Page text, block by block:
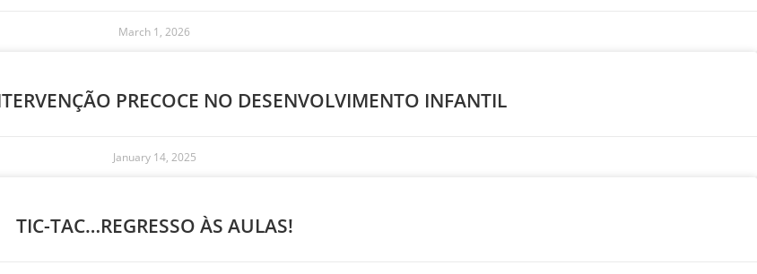
March 1, 2026
PRECOCE NO DESENVOLVIMENTO INFANTIL
January 14, 2025
TIC-TAC…REGRESSO ÀS AULAS!